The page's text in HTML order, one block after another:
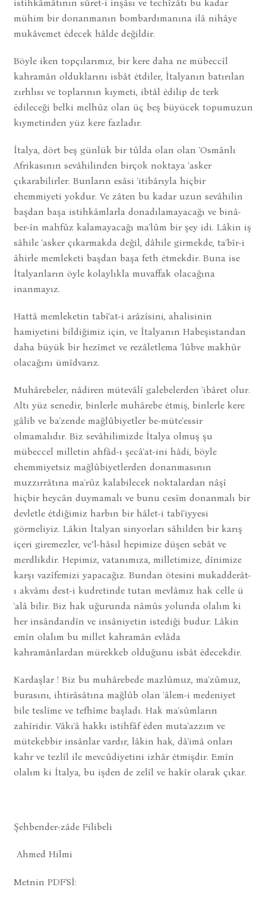
istihkâmâtının sûret-i inşâsı ve techîzâtı bu kadar
mühim bir donanmanın bombardımanına ilâ nihâye
mukâvemet ėdecek hâlde değildir.
Böyle iken topçılarımız, bir kere daha ne mübeccîl
kahramân olduklarını isbât ėtdiler, İtalyanın batırılan
zırhlısı ve toplarının kıymeti, ibtâl ėdilip de terk
ėdileceği belki melhûz olan üç beş büyücek topumuzun
kıymetinden yüz kere fazladır.
İtalya, dört beş günlük bir tûlda olan olan ʿOsmânlı
Afrikasının sevâhilinden birçok noktaya ʿasker
çıkarabilirler. Bunların esâsi ʿitibârıyla hiçbir
ehemmiyeti yokdur. Ve zâten bu kadar uzun sevâhilin
başdan başa istihkâmlarla donadılamayacağı ve binâ-
ber-în mahfûz kalamayacağı maʿlûm bir şey idi. Lâkin iş
sâhile ʿasker çıkarmakda değil, dâhile girmekde, taʿbîr-i
âhirle memleketi başdan başa feth ėtmekdir. Buna ise
İtalyanların öyle kolaylıkla muvaffak olacağına
inanmayız.
Hattâ memleketin tabîʿat-i arâzîsini, ahalisinin
hamiyetini bildiğimiz için, ve İtalyanın Habeşistandan
daha büyük bir hezîmet ve rezâletlema ʿlûbve makhûr
olacağını ümîdvarız.
Muhârebeler, nâdiren mütevâlî galebelerden ʿibâret olur.
Altı yüz senedir, binlerle muhârebe ėtmiş, binlerle kere
gâlib ve baʿzende mağlûbiyetler be-müteʾessir
olmamalıdır. Biz sevâhilimizde İtalya olmuş şu
mübeccel milletin ahfâd-ı şecâʿat-ini hâdi, böyle
ehemmiyetsiz mağlûbiyetlerden donanmasının
muzzırrâtına maʿrûz kalabilecek noktalardan nâşî
hiçbir heycân duymamalı ve bunu cesîm donanmalı bir
devletle ėtdiğimiz harbın bir hâlet-i tabîʿiyyesi
görmeliyiz. Lâkin İtalyan sinyorları sâhilden bir karış
içeri giremezler, ve’l-hâsıl hepimize düşen sebât ve
merdlikdir. Hepimiz, vatanımıza, milletimize, dînimize
karşı vazîfemizi yapacağız. Bundan ötesini mukadderât-
ı akvâmı dest-i kudretinde tutan mevlâmız hak celle ü
ʿalâ bilir. Biz hak uğurunda nâmûs yolunda olalım ki
her insândandîn ve insâniyetin istediği budur. Lâkin
emîn olalım bu millet kahramân evlâda
kahramânlardan mürekkeb olduğunu isbât ėdecekdir.
Kardaşlar ! Biz bu muhârebede mazlûmuz, maʿzûmuz,
burasını, ihtirâsâtına mağlûb olan ʿâlem-i medeniyet
bile teslîme ve tefhîme başladı. Hak maʿsûmların
zahîridir. Vâkıʿâ hakkı istihfâf ėden mutaʿazzım ve
mütekebbir insânlar vardır, lâkin hak, dâʾimâ onları
kahr ve tezlîl ile mevcûdiyetini izhâr ėtmişdir. Emîn
olalım ki İtalya, bu işden de zelîl ve hakîr olarak çıkar.
Şehbender-zâde Filibeli
Ahmed Hilmi
Metnin PDF'Sİ: